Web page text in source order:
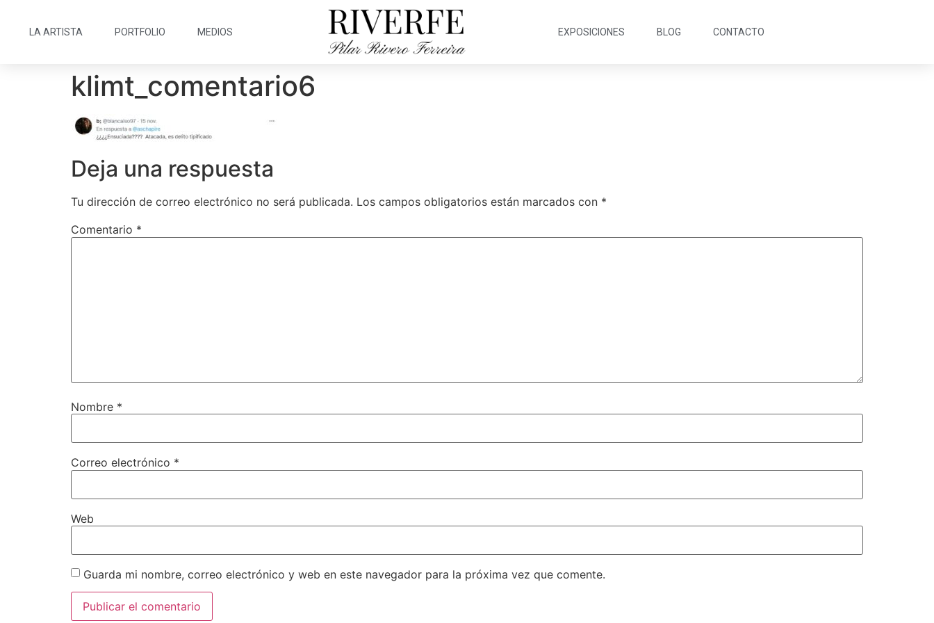
LA ARTISTA PORTFOLIO MEDIOS EXPOSICIONES BLOG CONTACTO
klimt_comentario6
Deja una respuesta
Tu dirección de correo electrónico no será publicada. Los campos obligatorios están marcados con *
Comentario *
Nombre *
Correo electrónico *
Web
Guarda mi nombre, correo electrónico y web en este navegador para la próxima vez que comente.